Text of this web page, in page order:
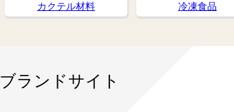
カクテル材料 冷凍食品
ブランドサイト